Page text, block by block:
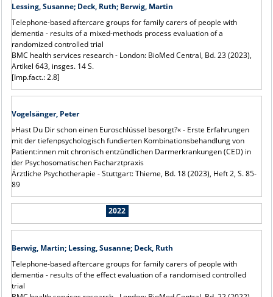
Lessing, Susanne; Deck, Ruth; Berwig, Martin
Telephone-based aftercare groups for family carers of people with
dementia - results of a mixed-methods process evaluation of a
randomized controlled trial
BMC health services research - London: BioMed Central, Bd. 23 (2023),
Artikel 643, insges. 14 S.
[Imp.fact.: 2.8]
Vogelsänger, Peter
»Hast Du Dir schon einen Euroschlüssel besorgt?« - Erste Erfahrungen
mit der tiefenpsychologisch fundierten Kombinationsbehandlung von
Patient:innen mit chronisch entzündlichen Darmerkrankungen (CED) in
der Psychosomatischen Facharztpraxis
Ärztliche Psychotherapie - Stuttgart: Thieme, Bd. 18 (2023), Heft 2, S. 85-
89
2022
Berwig, Martin; Lessing, Susanne; Deck, Ruth
Telephone-based aftercare groups for family carers of people with
dementia - results of the effect evaluation of a randomised controlled
trial